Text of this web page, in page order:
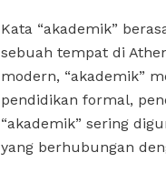
Kata “akademik”
sebuah tempat di
modern, “akademik”
pendidikan formal,
“akademik” sering
yang berhubungan